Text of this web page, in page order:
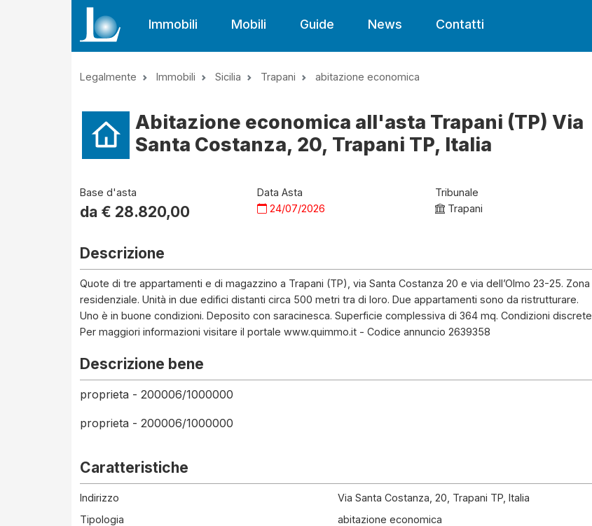
Immobili Mobili Guide News Contatti
Legalmente Immobili Sicilia Trapani abitazione economica
Abitazione economica all'asta Trapani (TP) Via
Santa Costanza, 20, Trapani TP, Italia
Base d'asta
da € 28.820,00
Data Asta
24/07/2026
Tribunale
Trapani
Descrizione
Quote di tre appartamenti e di magazzino a Trapani (TP), via Santa Costanza 20 e via dell’Olmo 23-25. Zona
residenziale. Unità in due edifici distanti circa 500 metri tra di loro. Due appartamenti sono da ristrutturare.
Uno è in buone condizioni. Deposito con saracinesca. Superficie complessiva di 364 mq. Condizioni discrete
Per maggiori informazioni visitare il portale www.quimmo.it - Codice annuncio 2639358
Descrizione bene
proprieta - 200006/1000000
proprieta - 200006/1000000
Caratteristiche
Indirizzo
Via Santa Costanza, 20, Trapani TP, Italia
Tipologia
abitazione economica